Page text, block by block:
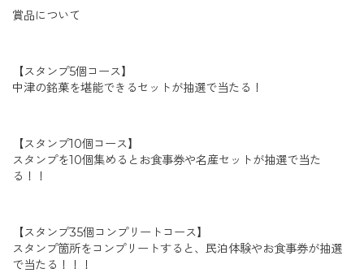
賞品について
【スタンプ5個コース】
中津の銘菓を堪能できるセットが抽選で当たる！
【スタンプ10個コース】
スタンプを10個集めるとお食事券や名産セットが抽選で当た
る！！
【スタンプ35個コンプリートコース】
スタンプ箇所をコンプリートすると、民泊体験やお食事券が抽選
で当たる！！！